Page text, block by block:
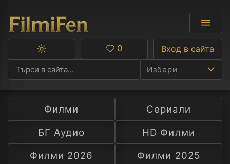
Избери
Ф
С
А
Превключване
тъмна
тема
Любими
0 Вход в сайта
Филми
Сериали
БГ Аудио
HD Филми
Филми 2026
Филми 2025